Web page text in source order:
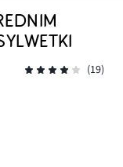
(19)